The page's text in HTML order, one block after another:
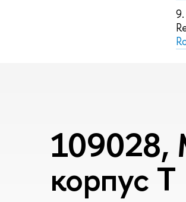
9.
109028,
корпус T